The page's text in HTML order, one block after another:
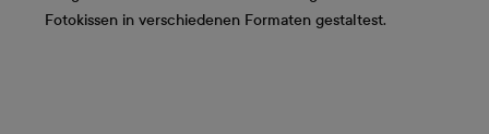
Fotokissen in verschiedenen Formaten gestaltest.